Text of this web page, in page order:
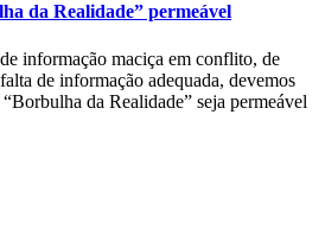
da Realidade” permeável
informação maciça em conflito, de
de informação adequada, devemos
da Realidade” seja permeável